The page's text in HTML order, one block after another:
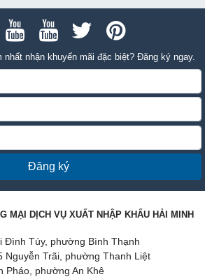
nhận khuyến mãi đặc biệt? Đăng ký ngay.
Đăng ký
MẠI DỊCH VỤ XUẤT NHẬP KHẨU HẢI MINH
Đình Túy, phường Bình Thạnh
Nguyễn Trãi, phường Thanh Liệt
Pháo, phường An Khê